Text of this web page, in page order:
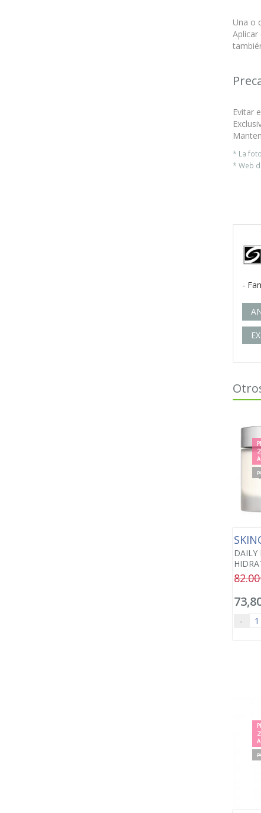
Una o
Evitar
* La
* Web
-
DAILY
-